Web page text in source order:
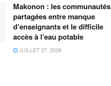
Makonon : les communautés
partagées entre manque
d’enseignants et le difficile
accès à l’eau potable
JUILLET 27, 2026